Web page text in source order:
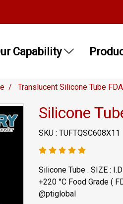
Capability
Translucent Silicone Tube FDA
Silicone
SKU : TUFTQSC608X11
Silicone Tube . SIZE :
+220 °C Food Grade (
@ptiglobal